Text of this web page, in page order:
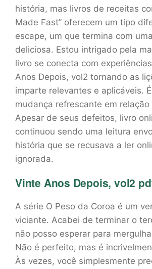
história, mas livros de receitas
Made Fast” oferecem um tipo
escape, um que termina com
deliciosa. Estou intrigado pela
livro se conecta com
Anos Depois, vol2 tornando as
imparte relevantes e aplicáveis.
mudança refrescante em relação
Apesar de seus defeitos, livro
continuou sendo uma leitura
história que se recusava a ler
ignorada.
Vinte Anos Depois, vol2
A série O Peso da Coroa é um
viciante. Acabei de terminar o
não posso esperar para
Não é perfeito, mas é
Às vezes, você simplesmente